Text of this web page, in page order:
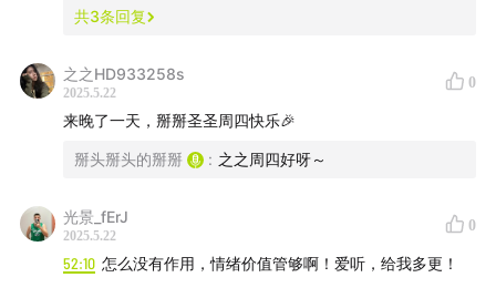
共3条回复
之之HD933258s
2025.5.22
0
来晚了一天，掰掰圣圣周四快乐🎉
掰头掰头的掰掰 : 之之周四好呀～
光景_fErJ
2025.5.22
0
52:10 怎么没有作用，情绪价值管够啊！爱听，给我多更！